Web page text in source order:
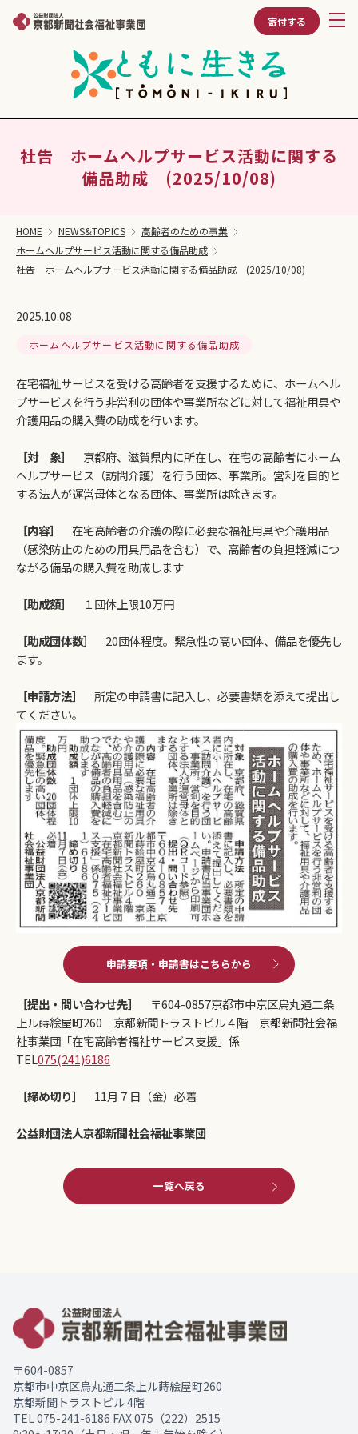
寄付する
社告 ホームヘルプサービス活動に関する
備品助成 (2025/10/08)
HOME NEWS&TOPICS
高齢者のための事業
ホームヘルプサービス活動に関する備品助成
社告 ホームヘルプサービス活動に関する備品助成 (2025/10/08)
2025.10.08
ホームヘルプサービス活動に関する備品助成
在宅福祉サービスを受ける高齢者を支援するために、ホームヘル
プサービスを行う非営利の団体や事業所などに対して福祉用具や
介護用品の購入費の助成を行います。
［対 象］
京都府、滋賀県内に所在し、在宅の高齢者にホーム
ヘルプサービス（訪問介護）を行う団体、事業所。営利を目的と
する法人が運営母体となる団体、事業所は除きます。
［内容］
在宅高齢者の介護の際に必要な福祉用具や介護用品
（感染防止のための用具用品を含む）で、高齢者の負担軽減につ
ながる備品の購入費を助成します
［助成額］ １団体上限10万円
［助成団体数］
20団体程度。緊急性の高い団体、備品を優先し
ます。
［申請方法］
所定の申請書に記入し、必要書類を添えて提出し
てください。
申請要項・申請書はこちらから
［提出・問い合わせ先］
〒604-0857京都市中京区烏丸通二条
上ル蒔絵屋町260 京都新聞トラストビル４階 京都新聞社会福
祉事業団「在宅高齢者福祉サービス支援」係
TEL075(241)6186
［締め切り］ 11月７日（金）必着
公益財団法人京都新聞社会福祉事業団
一覧へ戻る
〒604-0857
京都市中京区烏丸通二条上ル蒔絵屋町260
京都新聞トラストビル 4階
TEL075-241-6186 FAX 075（222）2515